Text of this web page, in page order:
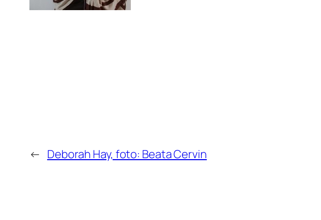
← Deborah Hay, foto: Beata Cervin